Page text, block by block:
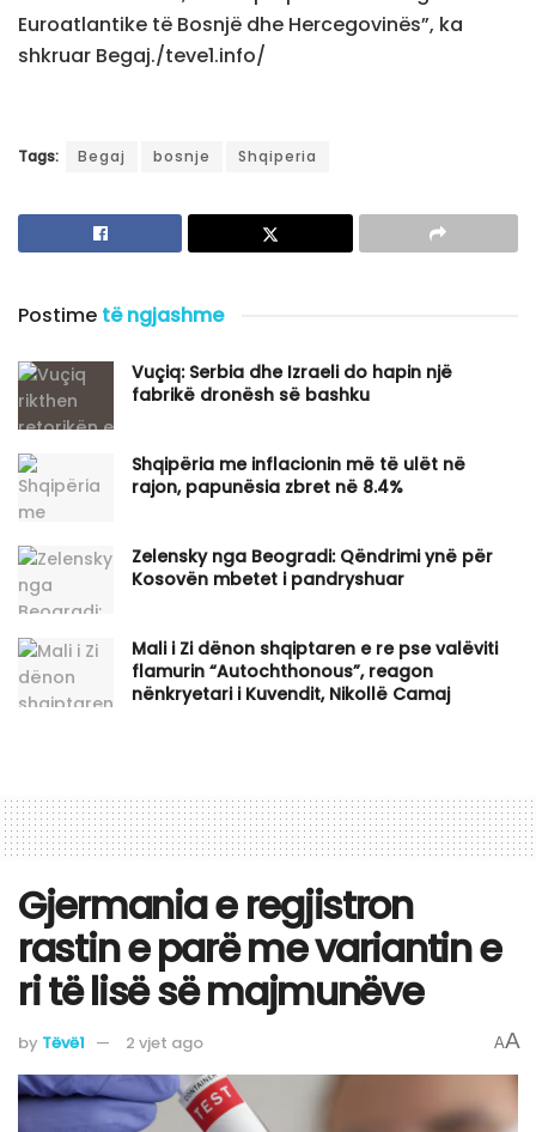
Euroatlantike të Bosnjë dhe Hercegovinës”, ka
shkruar Begaj./teve1.info/
Tags: Begaj bosnje Shqiperia
Postime të ngjashme
Vuçiq: Serbia dhe Izraeli do hapin një
fabrikë dronësh së bashku
Shqipëria me inflacionin më të ulët në
rajon, papunësia zbret në 8.4%
Zelensky nga Beogradi: Qëndrimi ynë për
Kosovën mbetet i pandryshuar
​Mali i Zi dënon shqiptaren e re pse valëviti
flamurin “Autochthonous”, reagon
nënkryetari i Kuvendit, Nikollë Camaj
Gjermania e regjistron
rastin e parë me variantin e
ri të lisë së majmunëve
by Tëvë1 2 vjet ago AA